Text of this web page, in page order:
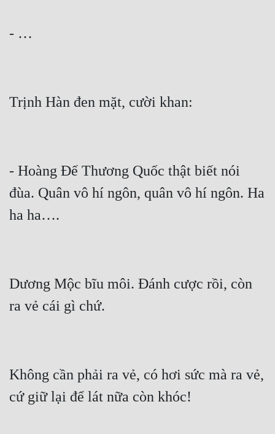
- Hoàng Đế Thương Quốc thật biết nói
đùa. Quân vô hí ngôn, quân vô hí ngôn. Ha
Dương Mộc bĩu môi. Đánh cược rồi, còn
Không cần phải ra vẻ, có hơi sức mà ra vẻ,